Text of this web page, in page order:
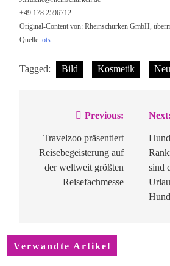
+49 178 2596712
Original-Content von: Rheinschurken GmbH,
Quelle: ots
Tagged: Bild Kosmetik
Beitragsnavigation
Previous:
Travelzoo präsentiert
Reisebegeisterung auf
der weltweit größten
Reisefachmesse
Next:
sind
Verwandte Artikel